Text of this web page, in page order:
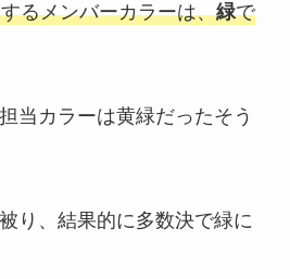
るメンバーカラーは、緑で
当カラーは黄緑だったそう
り、結果的に多数決で緑に